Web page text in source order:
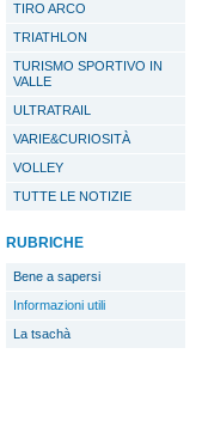
TIRO ARCO
TRIATHLON
TURISMO SPORTIVO IN
VALLE
ULTRATRAIL
VARIE&CURIOSITÀ
VOLLEY
TUTTE LE NOTIZIE
RUBRICHE
Bene a sapersi
Informazioni utili
La tsachà